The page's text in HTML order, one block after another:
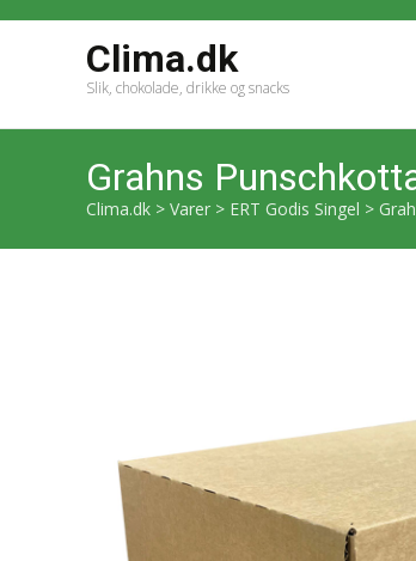
Clima.dk
Slik, chokolade, drikke og snacks
Grahns
Clima.dk > Varer > ERT Godis Singel >